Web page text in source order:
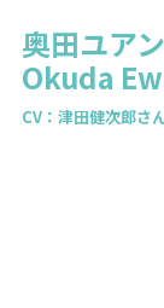
奥田ユアン
Okuda
CV：津田健次郎さ